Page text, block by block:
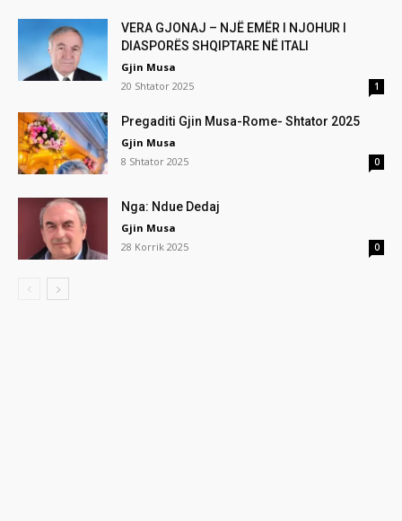
VERA GJONAJ – NJË EMËR I NJOHUR I
DIASPORËS SHQIPTARE NË ITALI
Gjin Musa
20 Shtator 2025
1
Pregaditi Gjin Musa-Rome- Shtator 2025
Gjin Musa
8 Shtator 2025
0
Nga: Ndue Dedaj
Gjin Musa
28 Korrik 2025
0